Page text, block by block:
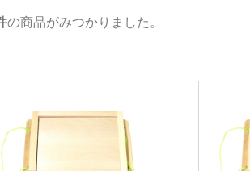
の商品がみつかりました。